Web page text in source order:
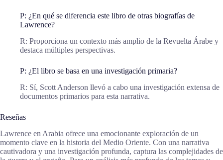
P: ¿En qué se diferencia este libro de otras biografías de
Lawrence?
R: Proporciona un contexto más amplio de la Revuelta Árabe y
destaca múltiples perspectivas.
P: ¿El libro se basa en una investigación primaria?
R: Sí, Scott Anderson llevó a cabo una investigación extensa de
documentos primarios para esta narrativa.
Reseñas
Lawrence en Arabia ofrece una emocionante exploración de un
momento clave en la historia del Medio Oriente. Con una narrativa
cautivadora y una investigación profunda, captura las complejidades de